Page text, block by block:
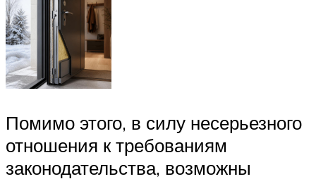
Помимо этого, в силу несерьезного
отношения к требованиям
законодательства, возможны